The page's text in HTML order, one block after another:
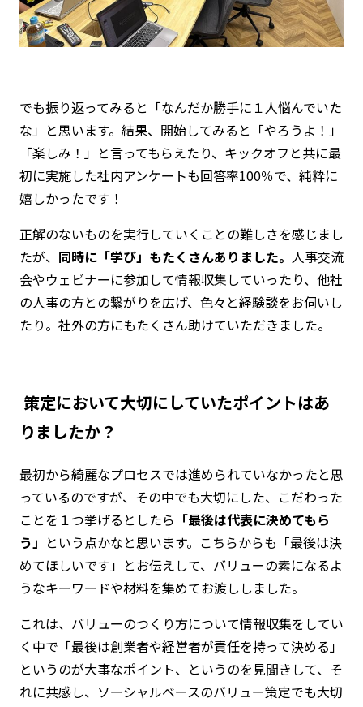
でも振り返ってみると「なんだか勝手に１人悩んでいた
な」と思います。結果、開始してみると「やろうよ！」
「楽しみ！」と言ってもらえたり、キックオフと共に最
初に実施した社内アンケートも回答率100％で、純粋に
嬉しかったです！
正解のないものを実行していくことの難しさを感じまし
たが、 同時に「学び」もたくさんありました。 人事交流
会やウェビナーに参加して情報収集していったり、他社
の人事の方との繋がりを広げ、色々と経験談をお伺いし
たり。社外の方にもたくさん助けていただきました。
―― 策定において大切にしていたポイントはあ
りましたか？
最初から綺麗なプロセスでは進められていなかったと思
っているのですが、その中でも大切にした、こだわった
ことを１つ挙げるとしたら 「最後は代表に決めてもら
う」 という点かなと思います。こちらからも「最後は決
めてほしいです」とお伝えして、バリューの素になるよ
うなキーワードや材料を集めてお渡ししました。
これは、バリューのつくり方について情報収集をしてい
く中で「最後は創業者や経営者が責任を持って決める」
というのが大事なポイント、というのを見聞きして、そ
れに共感し、ソーシャルベースのバリュー策定でも大切